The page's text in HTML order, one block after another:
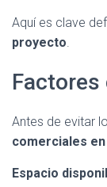
Aquí es clave
proyecto
Factores
Antes de evitar
comerciales
Espacio